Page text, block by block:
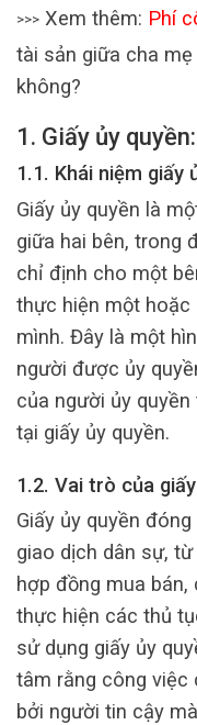
>>> Xem thêm: Phí
tài sản giữa cha
không?
1. Giấy ủy
1.1. Khái niệm giấy
Giấy ủy quyền là
giữa hai bên, trong
chỉ định cho một
thực hiện một hoặc
mình. Đây là một
người được ủy
của người ủy
tại giấy ủy quyền.
1.2. Vai trò của
Giấy ủy quyền
giao dịch dân sự,
hợp đồng mua
thực hiện các thủ
sử dụng giấy ủy
tâm rằng công việc
bởi người tin cậy